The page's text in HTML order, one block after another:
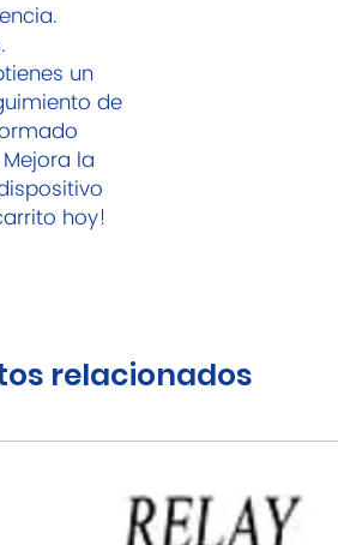
un
de
la
hoy!
relacionados